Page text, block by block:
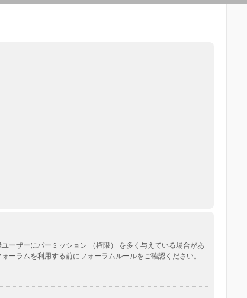
ーザーにパーミッション （権限） を多く与えている場合があ
ーラムを利用する前にフォーラムルールをご確認ください。